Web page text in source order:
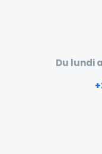
Du lundi